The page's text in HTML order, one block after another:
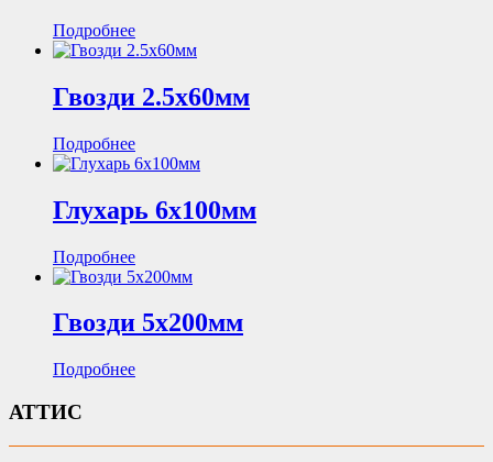
Подробнее
Гвозди 2.5х60мм
Подробнее
Глухарь 6х100мм
Подробнее
Гвозди 5х200мм
Подробнее
АТТИС